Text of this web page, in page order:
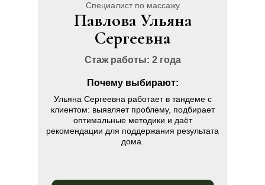
Павлова Ульяна
Сергеевна
Специалист по массажу
Стаж работы: 2 года
Почему выбирают:
Ульяна Сергеевна работает в тандеме с
клиентом: выявляет проблему, подбирает
оптимальные методики и даёт
рекомендации для поддержания результата
дома.